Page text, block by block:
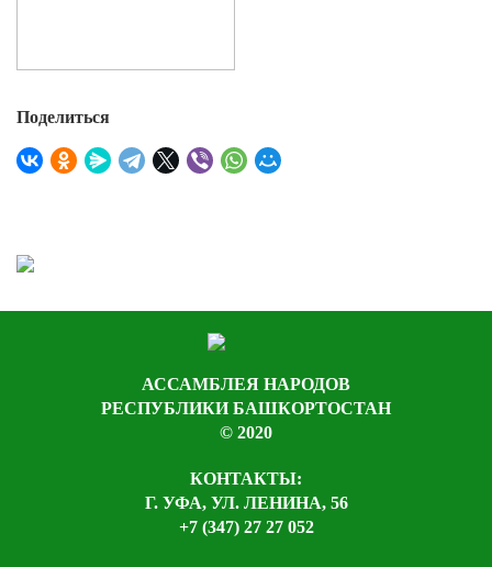
Поделиться
АССАМБЛЕЯ НАРОДОВ
РЕСПУБЛИКИ БАШКОРТОСТАН
© 2020
КОНТАКТЫ:
Г. УФА, УЛ. ЛЕНИНА, 56
+7 (347) 27 27 052